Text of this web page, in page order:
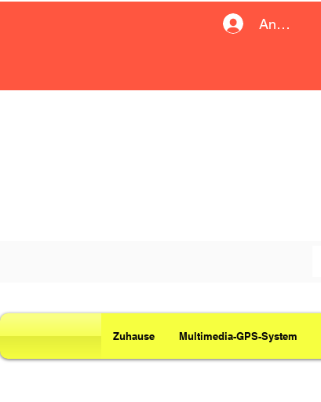
Anmelden
Zuhause Multimedia-GPS-System